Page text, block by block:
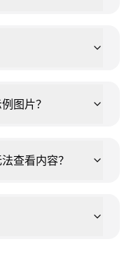
图片？
查看内容？